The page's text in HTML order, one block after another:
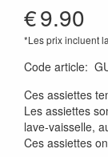
€9.90
*Les prix incluent
Code article:
Ces assiettes
Les assiettes
lave-vaisselle,
Ces assiettes